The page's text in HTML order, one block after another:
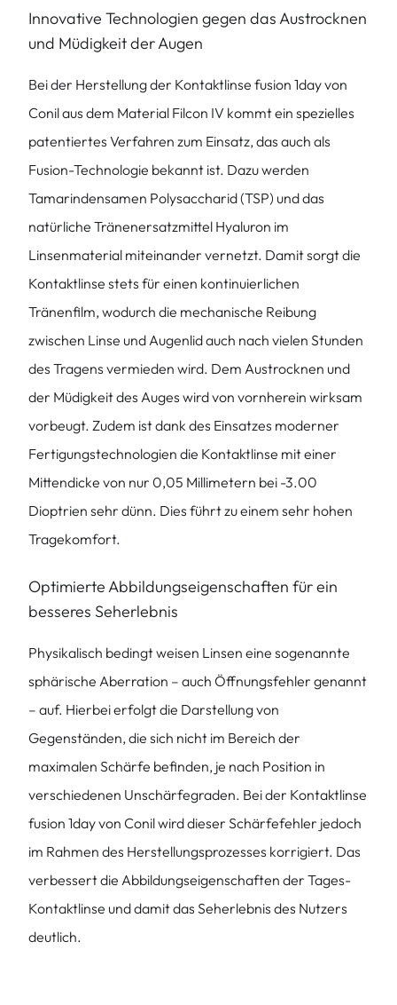
Innovative Technologien gegen das Austrocknen
und Müdigkeit der Augen
Bei der Herstellung der Kontaktlinse fusion 1day von
Conil aus dem Material Filcon IV kommt ein spezielles
patentiertes Verfahren zum Einsatz, das auch als
Fusion-Technologie bekannt ist. Dazu werden
Tamarindensamen Polysaccharid (TSP) und das
natürliche Tränenersatzmittel Hyaluron im
Linsenmaterial miteinander vernetzt. Damit sorgt die
Kontaktlinse stets für einen kontinuierlichen
Tränenfilm, wodurch die mechanische Reibung
zwischen Linse und Augenlid auch nach vielen Stunden
des Tragens vermieden wird. Dem Austrocknen und
der Müdigkeit des Auges wird von vornherein wirksam
vorbeugt. Zudem ist dank des Einsatzes moderner
Fertigungstechnologien die Kontaktlinse mit einer
Mittendicke von nur 0,05 Millimetern bei -3.00
Dioptrien sehr dünn. Dies führt zu einem sehr hohen
Tragekomfort.
Optimierte Abbildungseigenschaften für ein
besseres Seherlebnis
Physikalisch bedingt weisen Linsen eine sogenannte
sphärische Aberration – auch Öffnungsfehler genannt
– auf. Hierbei erfolgt die Darstellung von
Gegenständen, die sich nicht im Bereich der
maximalen Schärfe befinden, je nach Position in
verschiedenen Unschärfegraden. Bei der Kontaktlinse
fusion 1day von Conil wird dieser Schärfefehler jedoch
im Rahmen des Herstellungsprozesses korrigiert. Das
verbessert die Abbildungseigenschaften der Tages-
Kontaktlinse und damit das Seherlebnis des Nutzers
deutlich.